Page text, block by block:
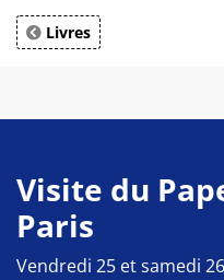
Livres
Visite du
Paris
Vendredi 25 et samedi